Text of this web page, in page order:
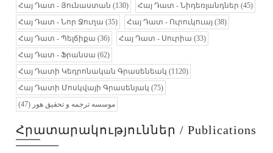
Հայ Դատ - Յունաստան (130) Հայ Դատ - Նիդեռլանդներ (45)
Հայ Դատ - Նոր Ջուղա (35) Հայ Դատ - Ուրուկուայ (38)
Հայ Դատ - Պելճիքա (36) Հայ Դատ - Սուրիա (33)
Հայ Դատ - Ֆրանսա (62)
Հայ Դատի Կեդրոնական Գրասենեակ (1120)
Հայ Դատի Մոսկվայի Գրասենյակ (75)
موسسه ترجمه و تحقیق هور (47)
Հրատարակություններ / Publications